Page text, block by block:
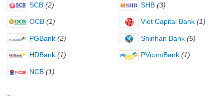
SCB (2) SHB (3)
OCB (1) Viet Capital Bank (1)
PGBank (2) Shinhan Bank (5)
HDBank (1) PVcomBank (1)
NCB (1)